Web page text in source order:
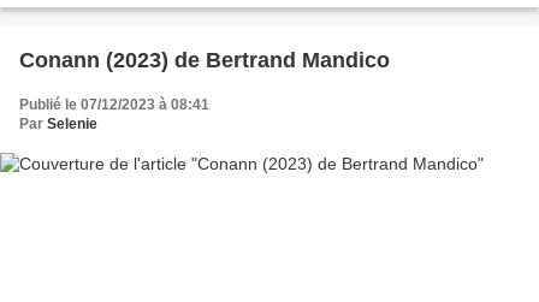
Conann (2023) de Bertrand Mandico
Publié le 07/12/2023 à 08:41
Par Selenie